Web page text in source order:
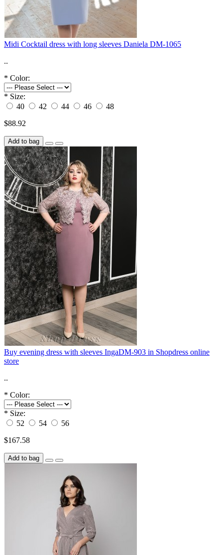
Midi Cocktail dress with long sleeves Daniela DM-1065
..
* Color:
* Size:
40
42 44 46
48
$88.92
Add to bag
Buy evening dress with sleeves IngaDM-903 in Shopdress online
store
..
* Color:
* Size:
52
54
56
$167.58
Add to bag